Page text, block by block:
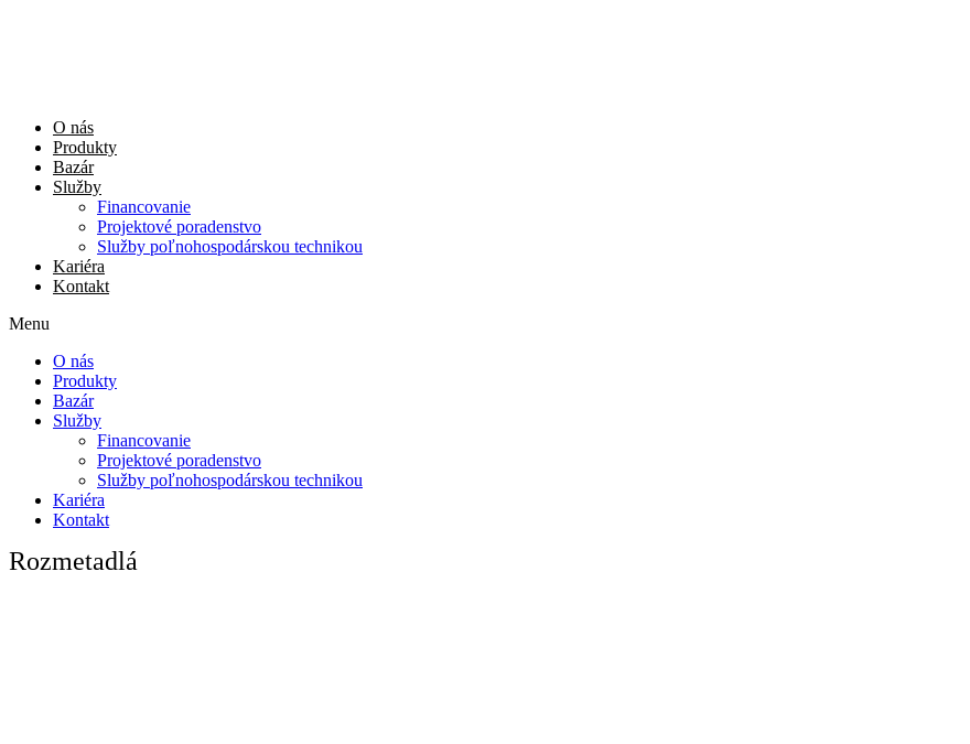
O nás
Produkty
Bazár
Služby
Financovanie
Projektové poradenstvo
Služby poľnohospodárskou technikou
Kariéra
Kontakt
Menu
O nás
Produkty
Bazár
Služby
Financovanie
Projektové poradenstvo
Služby poľnohospodárskou technikou
Kariéra
Kontakt
Rozmetadlá